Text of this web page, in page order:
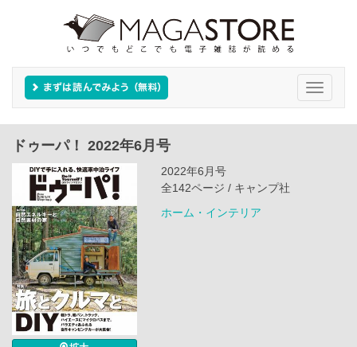
Toggle
ドゥーパ！ 2022年6月号
2022年6月号
全142ページ / キャンプ社
ホーム・インテリア